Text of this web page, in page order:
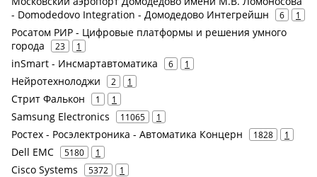
- Domodedovo Integration - Домодедово Интегрейшн
6 1
Росатом РИР - Цифровые платформы и решения умного
города
23 1
inSmart - Инсмартавтоматика 6 1
Нейротехнолоджи 2 1
Стрит Фалькон 1 1
Samsung Electronics 11065 1
Ростех - Росэлектроника - Автоматика Концерн 1828 1
Dell EMC 5180 1
Cisco Systems 5372 1